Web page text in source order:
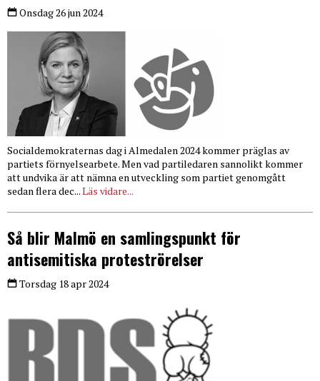
Onsdag 26 jun 2024
Socialdemokraternas dag i Almedalen 2024 kommer präglas av
partiets förnyelsearbete. Men vad partiledaren sannolikt kommer
att undvika är att nämna en utveckling som partiet genomgått
sedan flera dec...Läs vidare...
Så blir Malmö en samlingspunkt för
antisemitiska proteströrelser
Torsdag 18 apr 2024